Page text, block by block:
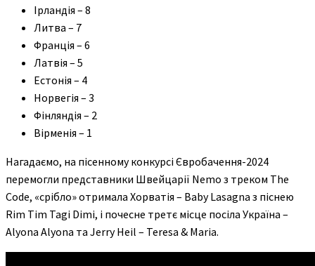
Ірландія – 8
Литва – 7
Франція – 6
Латвія – 5
Естонія – 4
Норвегія – 3
Фінляндія – 2
Вірменія – 1
Нагадаємо, на пісенному конкурсі Євробачення-2024
перемогли представники Швейцарії Nemo з треком The
Code, «срібло» отримала Хорватія – Baby Lasagna з піснею
Rim Tim Tagi Dimі, і почесне третє місце посіла Україна –
Alyona Alyona та Jerry Heil – Teresa & Maria.